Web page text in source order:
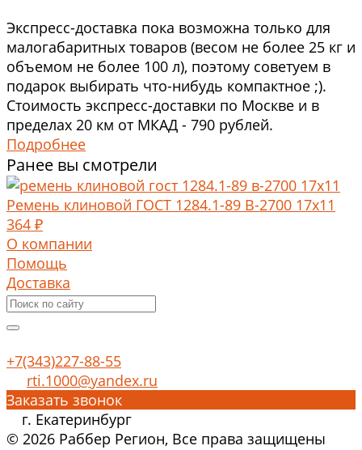
Экспресс-доставка пока возможна только для
малогабаритных товаров (весом не более 25 кг и
объемом не более 100 л), поэтому советуем в
подарок выбирать что-нибудь компактное ;).
Стоимость экспресс-доставки по Москве и в
пределах 20 км от МКАД - 790 рублей.
Подробнее
Ранее вы смотрели
Ремень клиновой ГОСТ 1284.1-89 В-2700 17x11
364 ₽
О компании
Помощь
Доставка
+7(343)227-88-55
rti.1000@yandex.ru
Заказать звонок
г. Екатеринбург
© 2026 Раббер Регион, Все права защищены